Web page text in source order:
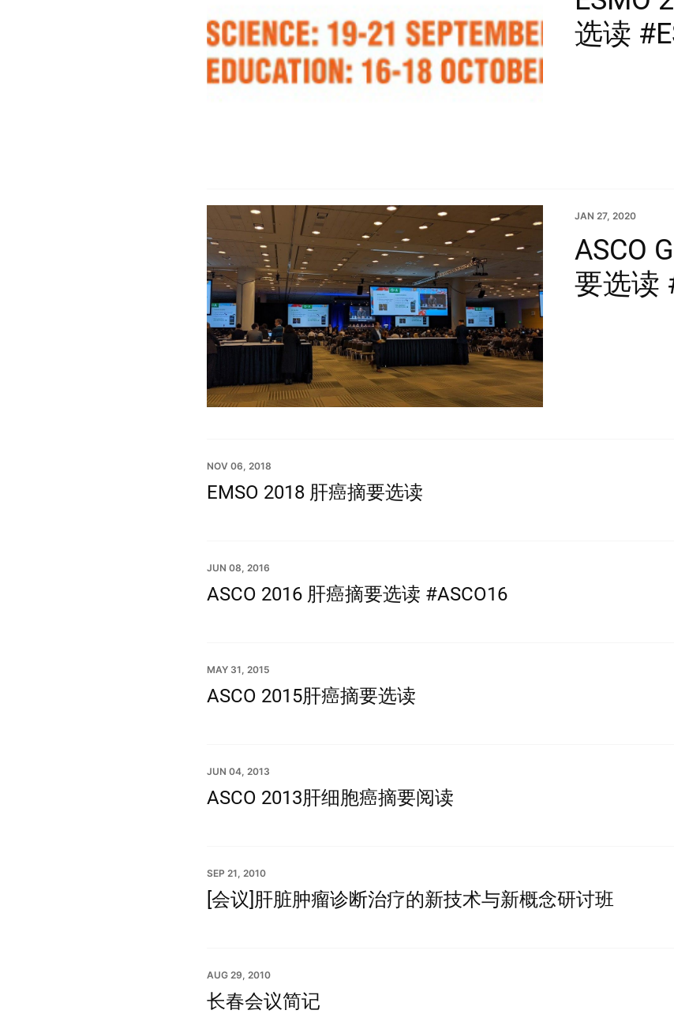
选读
JAN 27, 2020
ASCO
要选读
NOV 06, 2018
EMSO 2018 肝癌摘要选读
JUN 08, 2016
ASCO 2016 肝癌摘要选读 #ASCO16
MAY 31, 2015
ASCO 2015肝癌摘要选读
JUN 04, 2013
ASCO 2013肝细胞癌摘要阅读
SEP 21, 2010
[会议]肝脏肿瘤诊断治疗的新技术与新概念研讨班
AUG 29, 2010
长春会议简记